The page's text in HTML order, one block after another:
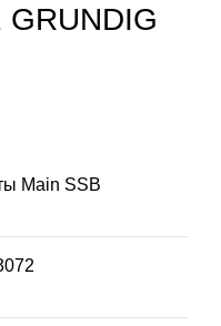
GRUNDIG
Main SSB